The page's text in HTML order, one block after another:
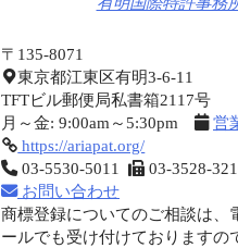
〒135-8071
東京都江東区有明3-6-11
TFTビル郵便局私書箱2117号
月～金: 9:00am～5:30pm
営
https://ariapat.org/
03-5530-5011
03-3528-
お問い合わせ
商標登録についてのご相談は、
ールでも受け付けておりますの